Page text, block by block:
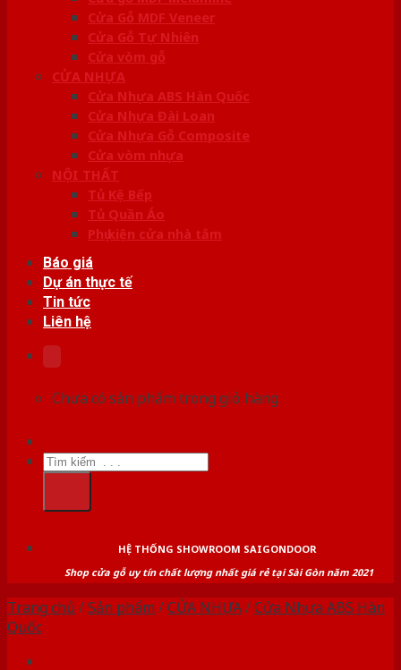
Cửa Gỗ MDF Veneer
Cửa Gỗ Tự Nhiên
Cửa vòm gỗ
CỬA NHỰA
Cửa Nhựa ABS Hàn Quốc
Cửa Nhựa Đài Loan
Cửa Nhựa Gỗ Composite
Cửa vòm nhựa
NỘI THẤT
Tủ Kệ Bếp
Tủ Quần Áo
Phụ kiện cửa nhà tắm
Báo giá
Dự án thực tế
Tin tức
Liên hệ
Chưa có sản phẩm trong giỏ hàng.
Tìm
kiếm:
HỆ THỐNG SHOWROOM SAIGONDOOR
Shop cửa gỗ uy tín chất lượng nhất giá rẻ tại Sài Gòn năm 2021
Trang chủ /Sản phẩm /CỬA NHỰA/Cửa Nhựa ABS Hàn
Quốc